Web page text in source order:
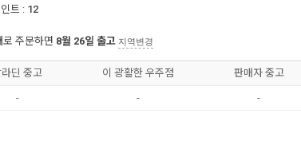
트 : 12
로 주문하면 8월 26일 출고 지역변경
라딘 중고 이 광활한 우주점 판매자 중고
- - -